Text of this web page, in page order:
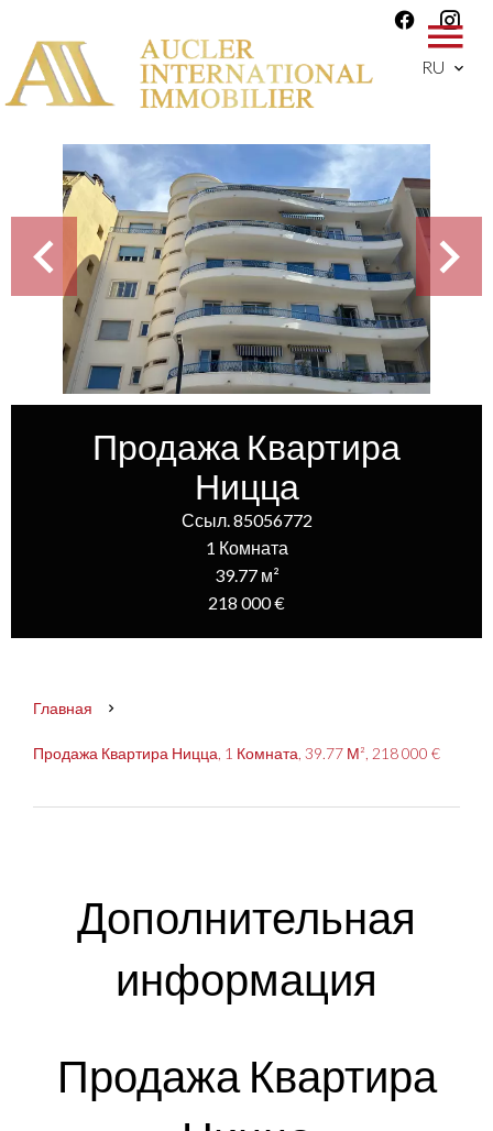
RU
Продажа Квартира
Ницца
Ссыл. 85056772
1 Комната
39.77 м²
218 000 €
Главная
Продажа Квартира Ницца, 1 Комната, 39.77 М², 218 000 €
Дополнительная
информация
Продажа Квартира